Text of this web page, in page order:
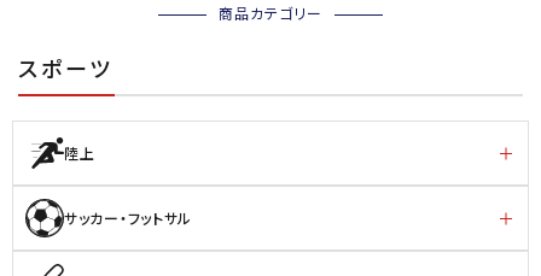
商品カテゴリー
スポーツ
陸上
サッカー・フットサル